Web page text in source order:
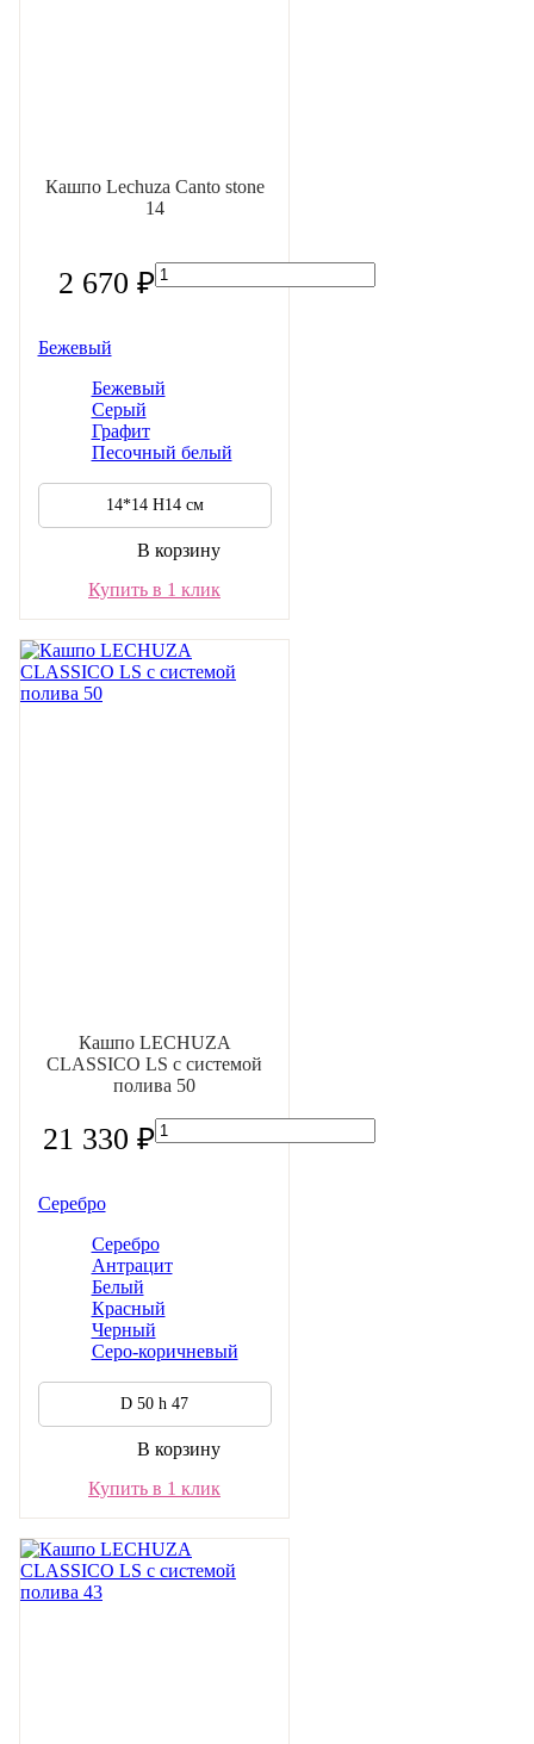
Кашпо Lechuza Canto stone
14
2 670 ₽
Бежевый
Бежевый
Серый
Графит
Песочный белый
14*14 H14 см
В корзину
Купить в 1 клик
Кашпо LECHUZA
CLASSICO LS с системой
полива 50
21 330 ₽
Серебро
Серебро
Антрацит
Белый
Красный
Черный
Серо-коричневый
D 50 h 47
В корзину
Купить в 1 клик